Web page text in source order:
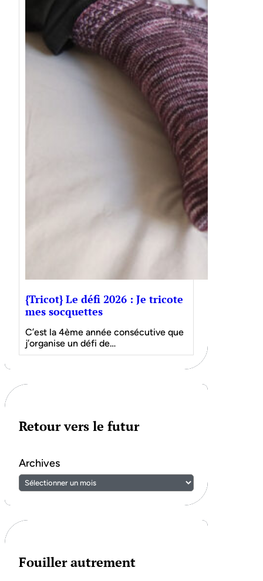
{Tricot} Le défi 2026 : Je tricote
mes socquettes
C’est la 4ème année consécutive que
j’organise un défi de…
Retour vers le futur
Archives
Fouiller autrement